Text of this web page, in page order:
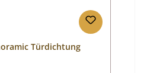
Türdichtung